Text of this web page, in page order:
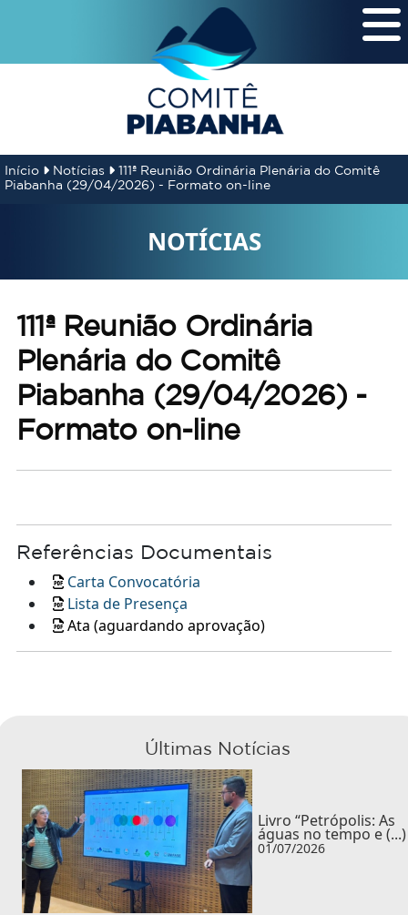
Início Notícias
111ª Reunião Ordinária Plenária do Comitê
Piabanha (29/04/2026) - Formato on-line
NOTÍCIAS
111ª Reunião Ordinária
Plenária do Comitê
Piabanha (29/04/2026) -
Formato on-line
Referências Documentais
Carta Convocatória
Lista de Presença
Ata (aguardando aprovação)
Últimas Notícias
Livro “Petrópolis: As
águas no tempo e (...)
01/07/2026